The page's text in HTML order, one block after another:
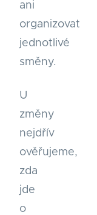
ani
organizovat
jednotlivé
směny.
U
změny
nejdřív
ověřujeme,
zda
jde
o